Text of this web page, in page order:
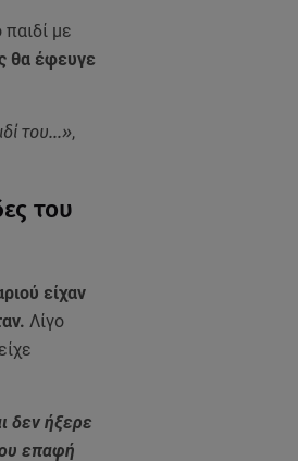
με
θα έφευγε
του…»,
του
είχαν
Λίγο
δεν ήξερε
επαφή